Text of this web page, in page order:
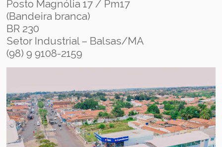
Posto Magnólia 17 / Pm17
(Bandeira branca)
BR 230
Setor Industrial – Balsas/MA
(98) 9 9108-2159